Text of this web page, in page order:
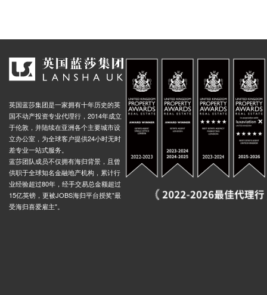
英国蓝莎集团是一家拥有十年历史的英
国不动产投资专业代理行，2014年成立
于伦敦，并陆续在亚洲各个主要城市设
立办公室，为全球客户提供24小时无时
差专业一站式服务。
蓝莎团队成员不仅拥有海归背景，且曾
供职于全球知名金融地产机构，累计行
业经验超过80年，经手交易总金额超过
15亿英镑，更被JOBS海归平台授奖"最
受海归喜爱雇主"。